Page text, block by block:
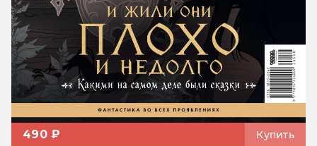
490 ₽ Купить